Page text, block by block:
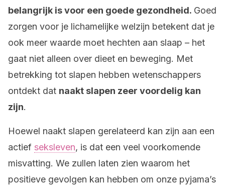
belangrijk is voor een goede gezondheid. Goed
zorgen voor je lichamelijke welzijn betekent dat je
ook meer waarde moet hechten aan slaap – het
gaat niet alleen over dieet en beweging. Met
betrekking tot slapen hebben wetenschappers
ontdekt dat naakt slapen zeer voordelig kan
zijn.
Hoewel naakt slapen gerelateerd kan zijn aan een
actief seksleven, is dat een veel voorkomende
misvatting. We zullen laten zien waarom het
positieve gevolgen kan hebben om onze pyjama’s